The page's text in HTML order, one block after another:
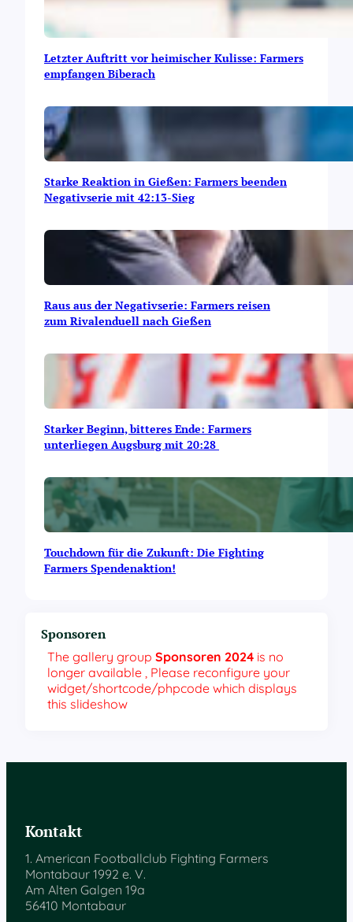
t
g
e
n
e
l
s
n
k
i
r
c
h
e
D
e
v
i
s
Letzter Auftritt vor heimischer Kulisse: Farmers
empfangen Biberach
Starke Reaktion in Gießen: Farmers beenden
Negativserie mit 42:13-Sieg
Raus aus der Negativserie: Farmers reisen
zum Rivalenduell nach Gießen
Starker Beginn, bitteres Ende: Farmers
unterliegen Augsburg mit 20:28
Touchdown für die Zukunft: Die Fighting
Farmers Spendenaktion!
Sponsoren
The gallery group Sponsoren 2024 is no
longer available , Please reconfigure your
widget/shortcode/phpcode which displays
this slideshow
Kontakt
1. American Footballclub Fighting Farmers
Montabaur 1992 e. V.
Am Alten Galgen 19a
56410 Montabaur